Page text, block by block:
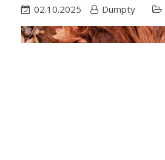
02.10.2025 Dumpty